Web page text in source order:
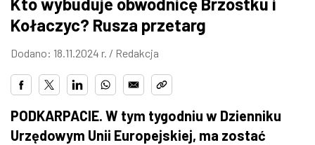
Kołaczyc? Rusza przetarg
Dodano: 18.11.2024 r. / Redakcja
PODKARPACIE. W tym tygodniu w Dzienniku
Urzędowym Unii Europejskiej, ma zostać